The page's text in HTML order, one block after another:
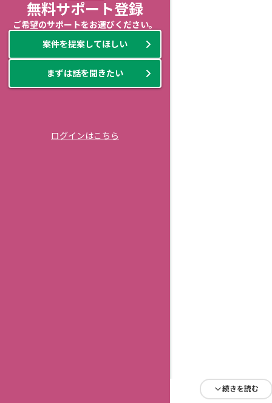
続きを読む
続きを読む
続きを読む
続きを読む
続きを読む
続きを読む
続きを読む
続きを読む
続きを読む
続きを読む
続きを読む
続きを読む
続きを読む
続きを読む
続きを読む
続きを読む
続きを読む
続きを読む
続きを読む
続きを読む
無料サポート登録
ご希望のサポートをお選びください。
案件を提案してほしい
まずは話を聞きたい
ログインはこちら